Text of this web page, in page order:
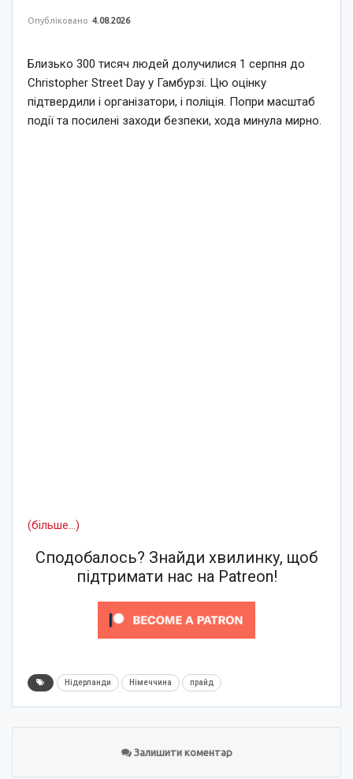
Опубліковано 4.08.2026
Близько 300 тисяч людей долучилися 1 серпня до
Christopher Street Day у Гамбурзі. Цю оцінку
підтвердили і організатори, і поліція. Попри масштаб
події та посилені заходи безпеки, хода минула мирно.
(більше…)
Сподобалось? Знайди хвилинку, щоб
підтримати нас на Patreon!
Нідерланди Німеччина прайд
Залишити коментар